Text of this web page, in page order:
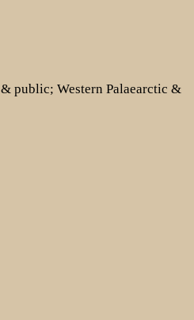
public; Western Palaearctic &